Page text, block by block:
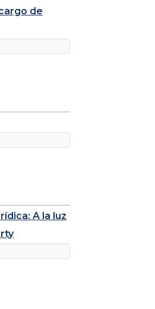
de
A la luz